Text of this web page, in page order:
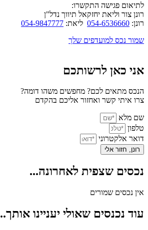
לתיאום פגישה התקשרו:
רונן צור וליאת יחזקאל תיווך נדל"ן
רונן: 054-6536660 ליאת: 054-9847777
שמור נכס למועדפים שלך
אני כאן לרשותכם
הנכס מתאים לכם? מחפשים משהו דומה?
צרו איתי קשר ואחזור אליכם בהקדם
שם מלא
טלפון
דואר אלקטרוני
רונן, חזור אלי
נכסים שצפית לאחרונה...
אין נכסים שמורים
עוד נכנסים שאולי יעניינו אותך..